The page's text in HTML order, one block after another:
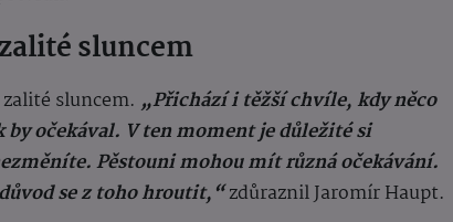
sluncem
sluncem. „Přichází i těžší chvíle, kdy něco
očekával. V ten moment je důležité si
Pěstouni mohou mít různá očekávání.
se z toho hroutit,“zdůraznil Jaromír Haupt.